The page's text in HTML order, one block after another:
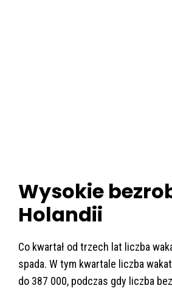
Wysokie
Holandii
Co kwartał od trzech lat liczba
spada. W tym kwartale liczba
do 387 000, podczas gdy liczba